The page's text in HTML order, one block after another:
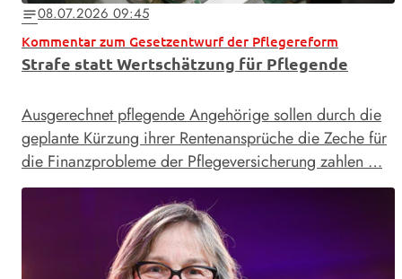
notes08.07.2026 09:45
Kommentar zum Gesetzentwurf der Pflegereform
Strafe statt Wertschätzung für Pflegende
Ausgerechnet pflegende Angehörige sollen durch die
geplante Kürzung ihrer Rentenansprüche die Zeche für
die Finanzprobleme der Pflegeversicherung zahlen …